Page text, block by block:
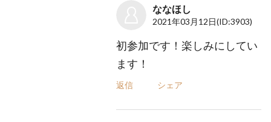
ななほし
2021年03月12日(ID:3903)
初参加です！楽しみにしてい
ます！
返信 シェア